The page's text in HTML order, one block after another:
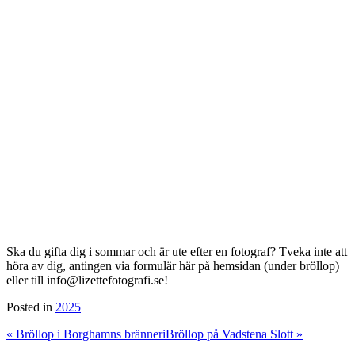
Ska du gifta dig i sommar och är ute efter en fotograf? Tveka inte att
höra av dig, antingen via formulär här på hemsidan (under bröllop)
eller till info@lizettefotografi.se!
Posted in 2025
« Bröllop i Borghamns bränneriBröllop på Vadstena Slott »